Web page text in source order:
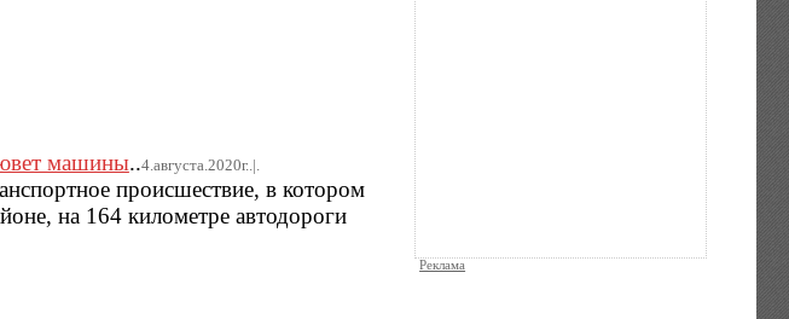
машины..4.августа.2020г..|.
происшествие, в котором
на 164 километре автодороги
Реклама